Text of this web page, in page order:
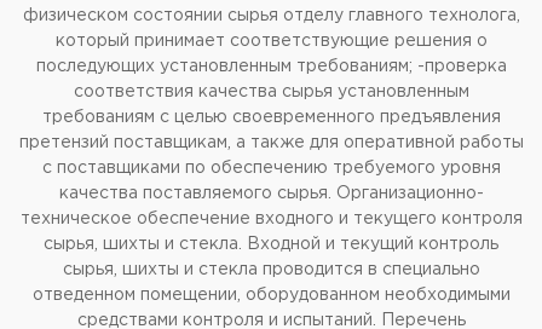
физическом состоянии сырья отделу главного технолога,
который принимает соответствующие решения о
последующих установленным требованиям; -проверка
соответствия качества сырья установленным
требованиям с целью своевременного предъявления
претензий поставщикам, а также для оперативной работы
с поставщиками по обеспечению требуемого уровня
качества поставляемого сырья. Организационно-
техническое обеспечение входного и текущего контроля
сырья, шихты и стекла. Входной и текущий контроль
сырья, шихты и стекла проводится в специально
отведенном помещении, оборудованном необходимыми
средствами контроля и испытаний. Перечень